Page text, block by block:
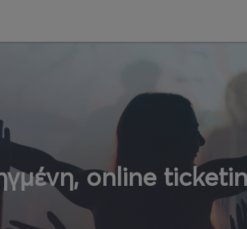
online